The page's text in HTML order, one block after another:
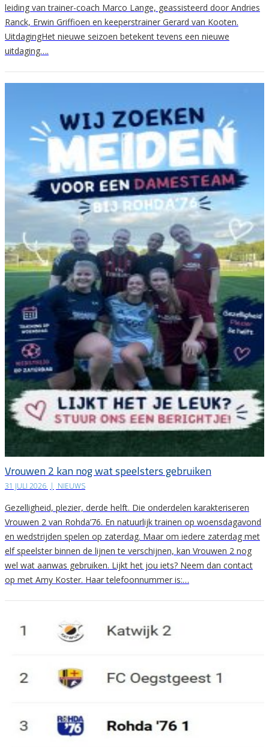
leiding van trainer-coach Marco Lange, geassisteerd door Andries
Ranck, Erwin Griffioen en keeperstrainer Gerard van Kooten.
UitdagingHet nieuwe seizoen betekent tevens een nieuwe
uitdaging….
Vrouwen 2 kan nog wat speelsters gebruiken
31 JULI 2026 | NIEUWS
Gezelligheid, plezier, derde helft. Die onderdelen karakteriseren
Vrouwen 2 van Rohda’76. En natuurlijk trainen op woensdagavond
en wedstrijden spelen op zaterdag. Maar om iedere zaterdag met
elf speelster binnen de lijnen te verschijnen, kan Vrouwen 2 nog
wel wat aanwas gebruiken. Lijkt het jou iets? Neem dan contact
op met Amy Koster. Haar telefoonnummer is:…